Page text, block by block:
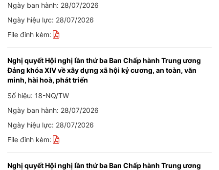
Ngày ban hành: 28/07/2026
Ngày hiệu lực: 28/07/2026
File đính kèm:
Nghị quyết Hội nghị lần thứ ba Ban Chấp hành Trung ương
Đảng khóa XIV về xây dựng xã hội kỷ cương, an toàn, văn
minh, hài hoà, phát triển
Số hiệu: 18-NQ/TW
Ngày ban hành: 28/07/2026
Ngày hiệu lực: 28/07/2026
File đính kèm:
Nghị quyết Hội nghị lần thứ ba Ban Chấp hành Trung ương